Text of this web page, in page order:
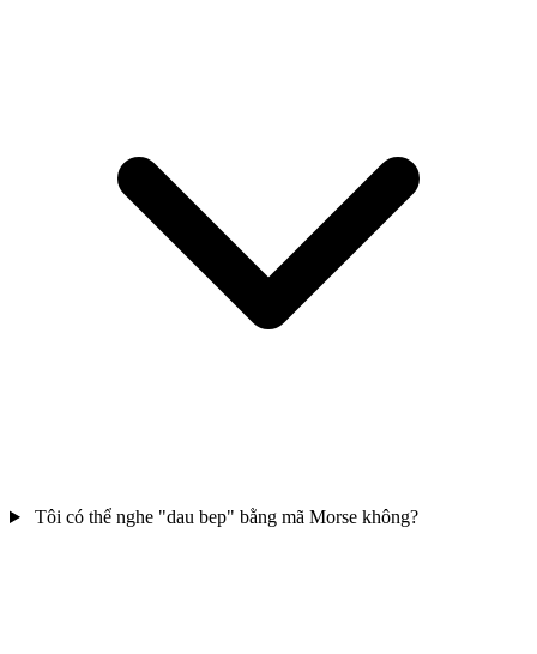
Tôi có thể nghe "dau bep" bằng mã Morse không?